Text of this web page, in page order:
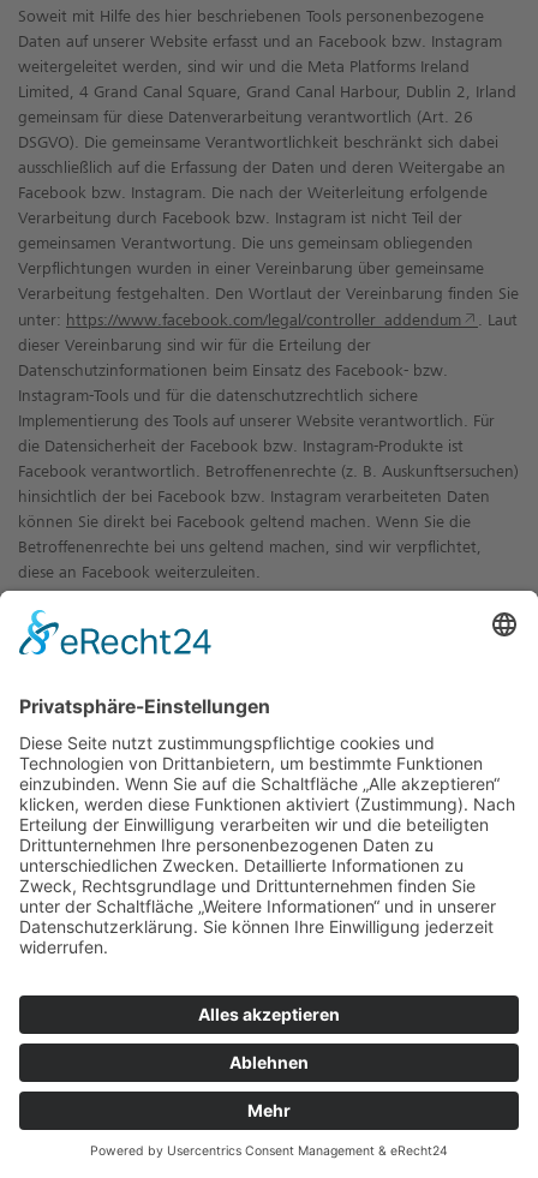
Soweit mit Hilfe des hier beschriebenen Tools personenbezogene
Daten auf unserer Website erfasst und an Facebook bzw. Instagram
weitergeleitet werden, sind wir und die Meta Platforms Ireland
Limited, 4 Grand Canal Square, Grand Canal Harbour, Dublin 2, Irland
gemeinsam für diese Datenverarbeitung verantwortlich (Art. 26
DSGVO). Die gemeinsame Verantwortlichkeit beschränkt sich dabei
ausschließlich auf die Erfassung der Daten und deren Weitergabe an
Facebook bzw. Instagram. Die nach der Weiterleitung erfolgende
Verarbeitung durch Facebook bzw. Instagram ist nicht Teil der
gemeinsamen Verantwortung. Die uns gemeinsam obliegenden
Verpflichtungen wurden in einer Vereinbarung über gemeinsame
Verarbeitung festgehalten. Den Wortlaut der Vereinbarung finden Sie
unter: https://www.facebook.com/legal/controller_addendum
. Laut
dieser Vereinbarung sind wir für die Erteilung der
Datenschutzinformationen beim Einsatz des Facebook- bzw.
Instagram-Tools und für die datenschutzrechtlich sichere
Implementierung des Tools auf unserer Website verantwortlich. Für
die Datensicherheit der Facebook bzw. Instagram-Produkte ist
Facebook verantwortlich. Betroffenenrechte (z. B. Auskunftsersuchen)
hinsichtlich der bei Facebook bzw. Instagram verarbeiteten Daten
können Sie direkt bei Facebook geltend machen. Wenn Sie die
Betroffenenrechte bei uns geltend machen, sind wir verpflichtet,
diese an Facebook weiterzuleiten.
Die Datenübertragung in die USA wird auf die
Standardvertragsklauseln der EU-Kommission gestützt. Details finden
https://www.facebook.com/legal/EU_data_transfer_addendum
de.facebook.com/help/566994660333381
.
Weitere Informationen hierzu finden Sie in der Datenschutzerklärung
von Instagram:https://privacycenter.instagram.com/policy/ .
Das Unternehmen verfügt über eine Zertifizierung nach dem „EU-US
Data Privacy Framework“ (DPF). Der DPF ist ein Übereinkommen
zwischen der Europäischen Union und den USA, der die Einhaltung
europäischer Datenschutzstandards bei Datenverarbeitungen in den
Unternehmen verpflichtet sich, diese Datenschutzstandards
einzuhalten. Weitere Informationen hierzu erhalten Sie vom Anbieter
https://www.dataprivacyframework.gov/s/participant-
contact=true&id=a2zt0000000GnywAAC&status=Active
.